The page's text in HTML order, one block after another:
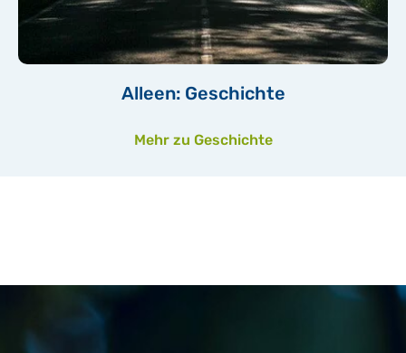
Alleen: Geschichte
Mehr zu Geschichte